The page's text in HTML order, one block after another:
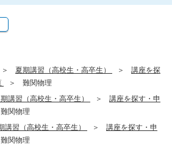
夏期講習（高校生・高卒生）
講座を探
難関物理
講習（高校生・高卒生）
講座を探す・申
難関物理
講習（高校生・高卒生）
講座を探す・申
難関物理